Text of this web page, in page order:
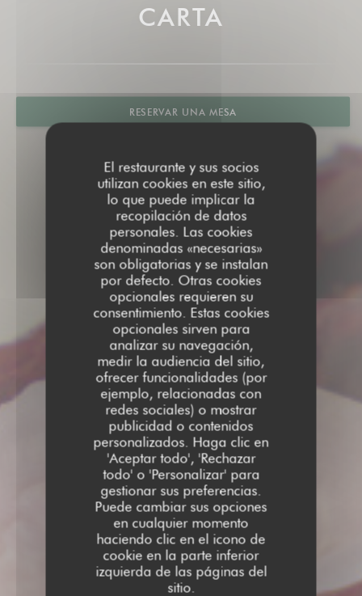
El restaurante y sus socios
utilizan cookies en este sitio,
lo que puede implicar la
recopilación de datos
personales. Las cookies
denominadas «necesarias»
son obligatorias y se instalan
por defecto. Otras cookies
opcionales requieren su
consentimiento. Estas cookies
opcionales sirven para
analizar su navegación,
medir la audiencia del sitio,
ofrecer funcionalidades (por
ejemplo, relacionadas con
redes sociales) o mostrar
publicidad o contenidos
personalizados. Haga clic en
'Aceptar todo', 'Rechazar
todo' o 'Personalizar' para
gestionar sus preferencias.
Puede cambiar sus opciones
en cualquier momento
haciendo clic en el icono de
cookie en la parte inferior
izquierda de las páginas del
sitio.
CARTA
RESERVAR UNA MESA